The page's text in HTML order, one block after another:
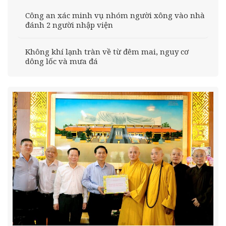
Công an xác minh vụ nhóm người xông vào nhà
đánh 2 người nhập viện
Không khí lạnh tràn về từ đêm mai, nguy cơ
dông lốc và mưa đá